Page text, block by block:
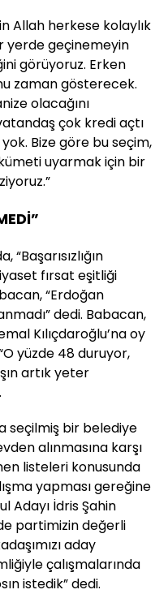
Allah herkese kolaylık
yerde geçinemeyin
görüyoruz. Erken
zaman gösterecek.
olacağını
çok kredi açtı
Bize göre bu seçim,
uyarmak için bir
“Başarısızlığın
fırsat eşitliği
“Erdoğan
dedi. Babacan,
Kılıçdaroğlu’na oy
yüzde 48 duruyor,
artık yeter
seçilmiş bir belediye
alınmasına karşı
listeleri konusunda
yapması gereğine
Adayı İdris Şahin
partimizin değerli
aday
çalışmalarında
istedik” dedi.